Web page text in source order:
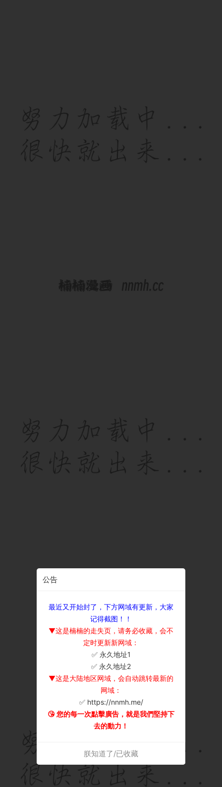
公告
最近又开始封了，下方网域有更新，大家
记得截图！！
▼这是楠楠的走失页，请务必收藏，会不
定时更新新网域：
✅ 永久地址1
✅ 永久地址2
▼这是大陆地区网域，会自动跳转最新的
网域：
✅ https://nnmh.me/
😘 您的每一次點擊廣告，就是我們堅持下
去的動力！
朕知道了/已收藏